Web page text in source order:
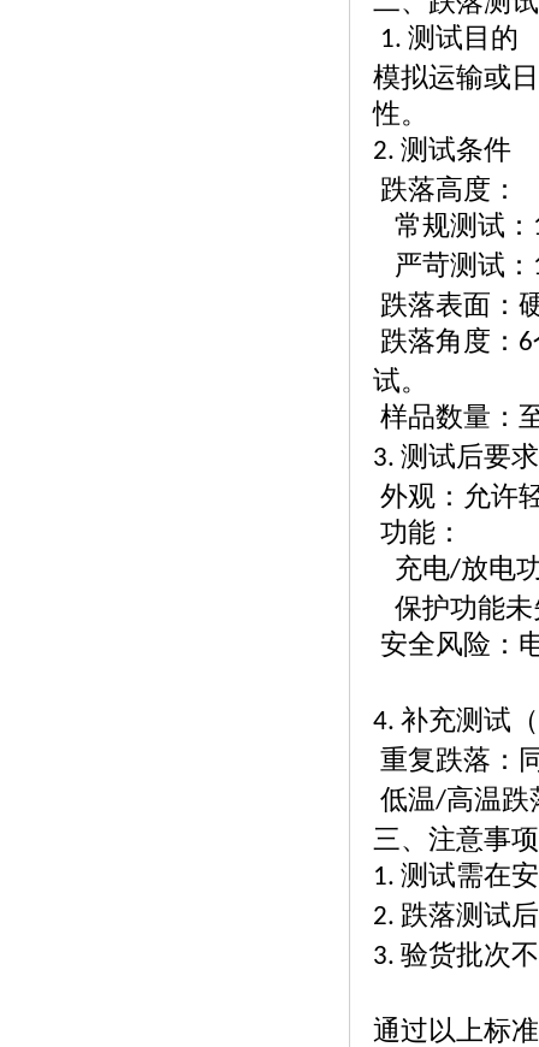
1. 测试目的
模拟运输或
性。
2. 测试条件
跌落高度：
常规测试：
严苛测试：
跌落表面：
跌落角度： 6
试。
样品数量：
3. 测试后要求
外观：允许
功能：
充电/放电
保护功能
安全风险：
4. 补充测试
重复跌落：
低温/高温跌
三、注意事项
1. 测试需在
2. 跌落测试
3. 验货批次
通过以上标